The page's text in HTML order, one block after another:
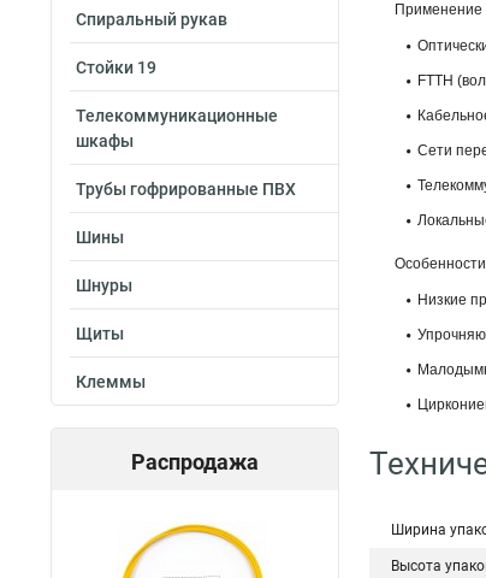
Спиральный рукав
Стойки 19
Телекоммуникационные
шкафы
Трубы гофрированные ПВХ
Шины
Шнуры
Щиты
Клеммы
Распродажа
Применение
FTTH
Сети
Особенности
Низкие
Ширина
Высота